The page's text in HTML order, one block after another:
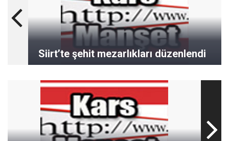
Siirt’te şehit mezarlıkları düzenlendi